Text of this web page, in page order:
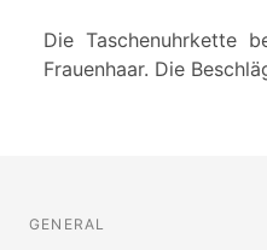
Die Taschenuhrkette
Frauenhaar. Die
GENERAL